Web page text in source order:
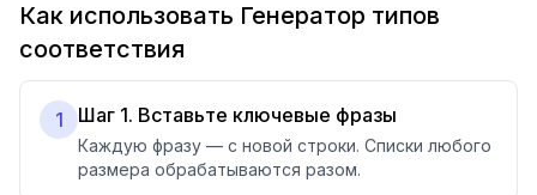
Как использовать Генератор типов
соответствия
1 Шаг 1. Вставьте ключевые фразы
Каждую фразу — с новой строки. Списки любого
размера обрабатываются разом.